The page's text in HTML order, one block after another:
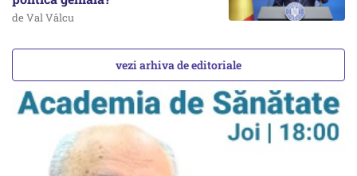
de Val Vâlcu
vezi arhiva de editoriale